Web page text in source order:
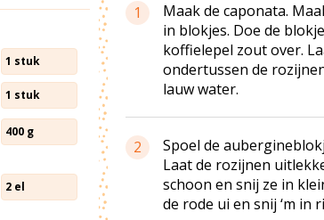
1
Maak de caponata.
in blokjes. Doe de
koffielepel zout over.
ondertussen de
lauw water.
2
Spoel de
Laat de rozijnen
schoon en snij ze in
de rode ui en snij ‘m in
1 stuk
1 stuk
400 g
2 el